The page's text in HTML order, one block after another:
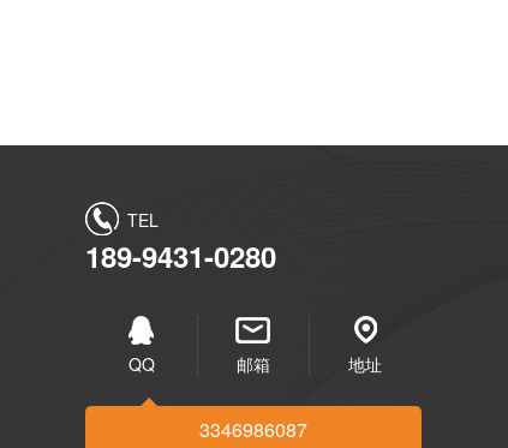
TEL
189-9431-0280
QQ
3346986087
邮箱 地址